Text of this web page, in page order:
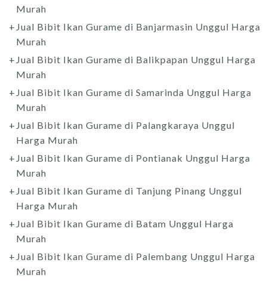
Murah
Jual Bibit Ikan Gurame di Banjarmasin Unggul Harga
Murah
Jual Bibit Ikan Gurame di Balikpapan Unggul Harga
Murah
Jual Bibit Ikan Gurame di Samarinda Unggul Harga
Murah
Jual Bibit Ikan Gurame di Palangkaraya Unggul
Harga Murah
Jual Bibit Ikan Gurame di Pontianak Unggul Harga
Murah
Jual Bibit Ikan Gurame di Tanjung Pinang Unggul
Harga Murah
Jual Bibit Ikan Gurame di Batam Unggul Harga
Murah
Jual Bibit Ikan Gurame di Palembang Unggul Harga
Murah